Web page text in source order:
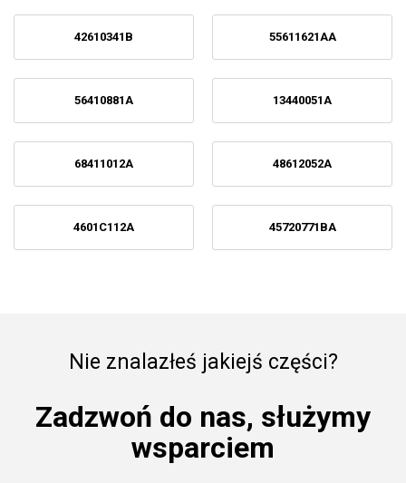
42610341B 55611621AA
56410881A 13440051A
68411012A 48612052A
4601C112A 45720771BA
Nie znalazłeś jakiejś części?
Zadzwoń do nas, służymy
wsparciem